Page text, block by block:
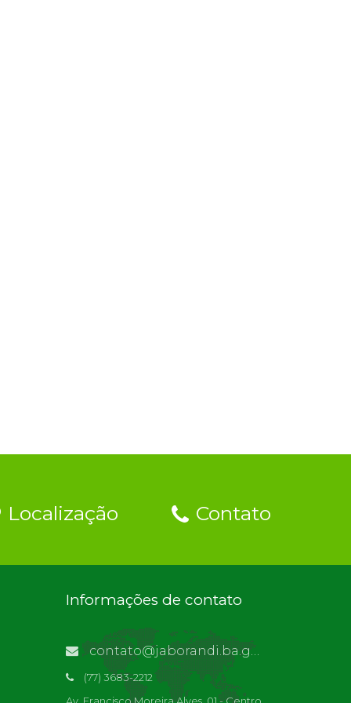
Localização Contato
Informações de contato
contato@jaborandi.ba.gov.br | Funcionário Responsável: Ronaldo Da Paz Dourado
(77) 3683-2212